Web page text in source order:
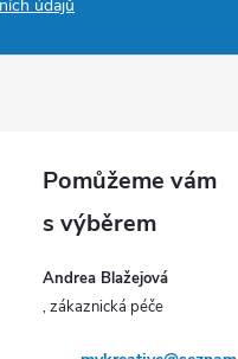
údajů
Andrea Blažejová